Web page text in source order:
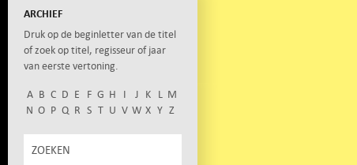
ARCHIEF
Druk op de beginletter van de titel
of zoek op titel, regisseur of jaar
van eerste vertoning.
A B C D E F G H I J K L M
N O P Q R S T U V W X Y Z